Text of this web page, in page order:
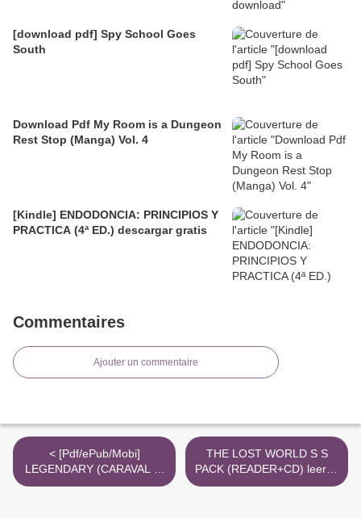
[download pdf] Spy School Goes
South
Download Pdf My Room is a Dungeon
Rest Stop (Manga) Vol. 4
[Kindle] ENDODONCIA: PRINCIPIOS Y
PRACTICA (4ª ED.) descargar gratis
Commentaires
Ajouter un commentaire
< [Pdf/ePub/Mobi]
LEGENDARY (CARAVAL 2)
- STEPHANIE GARBER
THE LOST WORLD S S
PACK (READER+CD) leer el
libro pdf >